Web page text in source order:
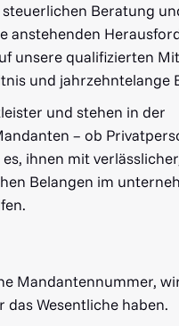
Beratung
anstehenden
unsere qualifizierten
und jahrzehntelange
und stehen in der
– ob
es, ihnen mit
Belangen im
Mandantennummer,
das Wesentliche haben.